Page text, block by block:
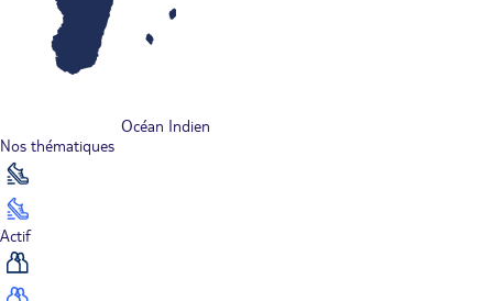
Océan Indien
Nos thématiques
Actif